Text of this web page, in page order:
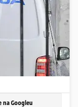
na Googleu